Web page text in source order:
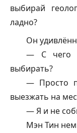
выбирай
ладно?
Он
— С чего
выбирать?
— Просто
выезжать на
— Я и не
Мэн Тин